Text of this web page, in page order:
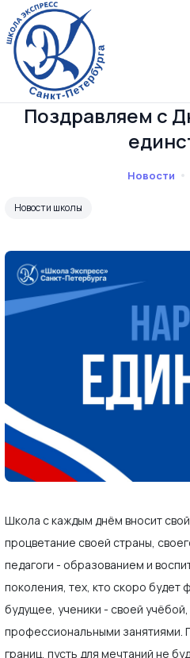
Поздравляем с
Новости
Новости школы
Школа с каждым днём вносит свой
процветание своей страны,
педагоги - образованием и
поколения, тех, кто скоро
будущее, ученики - своей
профессиональными занятиями.
границ, пусть для мечтаний не